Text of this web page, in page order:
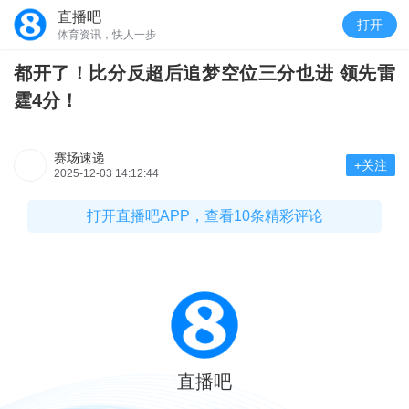
直播吧
体育资讯，快人一步
打开
都开了！比分反超后追梦空位三分也进 领先雷
霆4分！
赛场速递
2025-12-03 14:12:44
+关注
打开直播吧APP，查看10条精彩评论
直播吧